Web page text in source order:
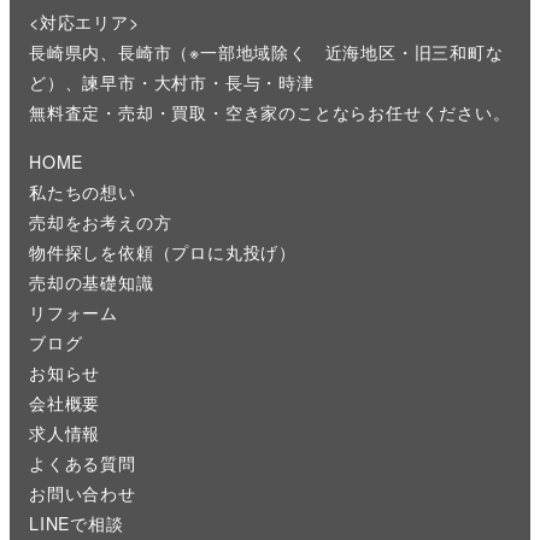
<対応エリア>
長崎県内、長崎市（※一部地域除く 近海地区・旧三和町な
ど）、諫早市・大村市・長与・時津
無料査定・売却・買取・空き家のことならお任せください。
HOME
私たちの想い
売却をお考えの方
物件探しを依頼（プロに丸投げ）
売却の基礎知識
リフォーム
ブログ
お知らせ
会社概要
求人情報
よくある質問
お問い合わせ
LINEで相談